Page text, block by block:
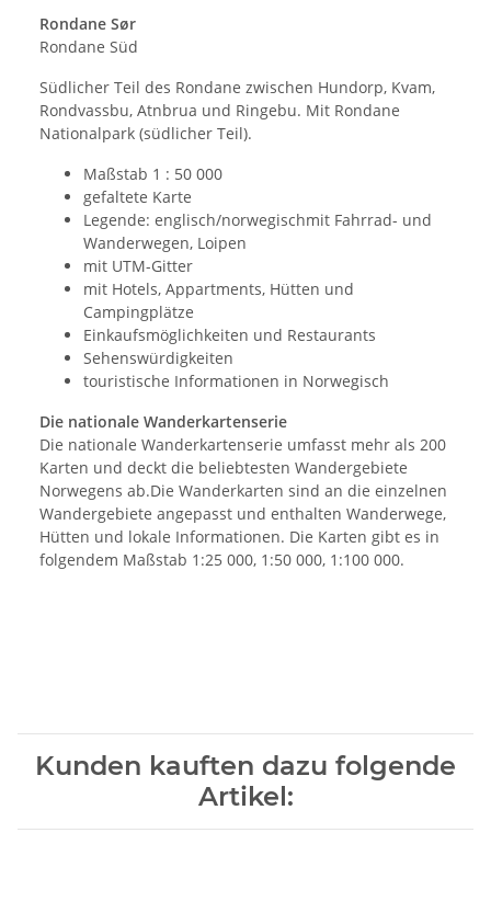
Rondane Sør
Rondane Süd
Südlicher Teil des Rondane zwischen Hundorp, Kvam,
Rondvassbu, Atnbrua und Ringebu. Mit Rondane
Nationalpark (südlicher Teil).
Maßstab 1 : 50 000
gefaltete Karte
Legende: englisch/norwegischmit Fahrrad- und
Wanderwegen, Loipen
mit UTM-Gitter
mit Hotels, Appartments, Hütten und
Campingplätze
Einkaufsmöglichkeiten und Restaurants
Sehenswürdigkeiten
touristische Informationen in Norwegisch
Die nationale Wanderkartenserie
Die nationale Wanderkartenserie umfasst mehr als 200
Karten und deckt die beliebtesten Wandergebiete
Norwegens ab.Die Wanderkarten sind an die einzelnen
Wandergebiete angepasst und enthalten Wanderwege,
Hütten und lokale Informationen. Die Karten gibt es in
folgendem Maßstab 1:25 000, 1:50 000, 1:100 000.
Kunden kauften dazu folgende
Artikel: